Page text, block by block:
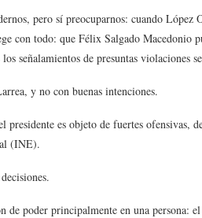
pero sí preocuparnos: cuando López
con todo: que Félix Salgado Macedonio
señalamientos de presuntas violaciones
y no con buenas intenciones.
es objeto de fuertes ofensivas,
(INE).
de poder principalmente en una persona: